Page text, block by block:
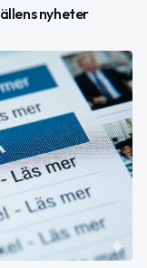
nyheter